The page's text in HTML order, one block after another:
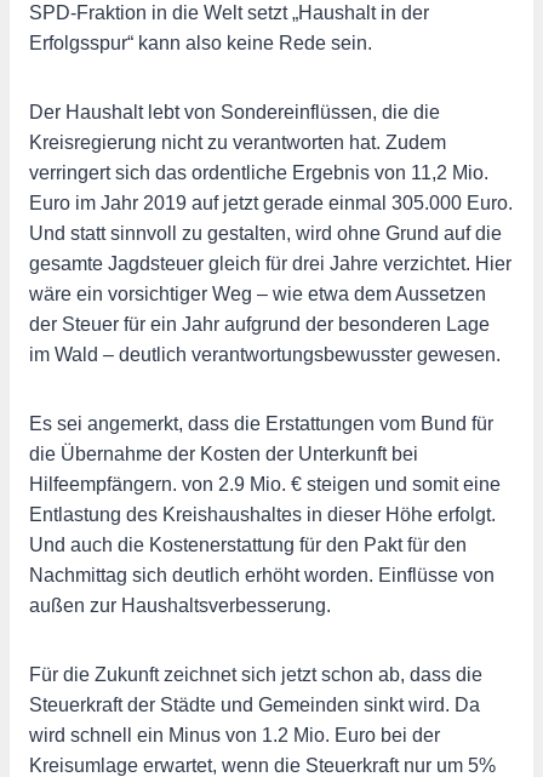
SPD-Fraktion in die Welt setzt „Haushalt in der
Erfolgsspur“ kann also keine Rede sein.
Der Haushalt lebt von Sondereinflüssen, die die
Kreisregierung nicht zu verantworten hat. Zudem
verringert sich das ordentliche Ergebnis von 11,2 Mio.
Euro im Jahr 2019 auf jetzt gerade einmal 305.000 Euro.
Und statt sinnvoll zu gestalten, wird ohne Grund auf die
gesamte Jagdsteuer gleich für drei Jahre verzichtet. Hier
wäre ein vorsichtiger Weg – wie etwa dem Aussetzen
der Steuer für ein Jahr aufgrund der besonderen Lage
im Wald – deutlich verantwortungsbewusster gewesen.
Es sei angemerkt, dass die Erstattungen vom Bund für
die Übernahme der Kosten der Unterkunft bei
Hilfeempfängern. von 2.9 Mio. € steigen und somit eine
Entlastung des Kreishaushaltes in dieser Höhe erfolgt.
Und auch die Kostenerstattung für den Pakt für den
Nachmittag sich deutlich erhöht worden. Einflüsse von
außen zur Haushaltsverbesserung.
Für die Zukunft zeichnet sich jetzt schon ab, dass die
Steuerkraft der Städte und Gemeinden sinkt wird. Da
wird schnell ein Minus von 1.2 Mio. Euro bei der
Kreisumlage erwartet, wenn die Steuerkraft nur um 5%